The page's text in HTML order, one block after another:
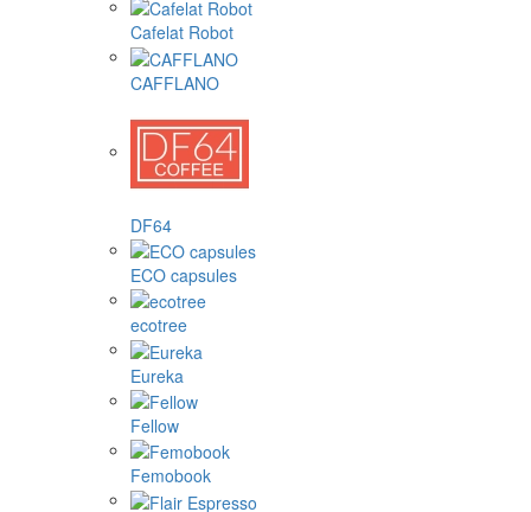
Cafelat Robot
CAFFLANO
DF64
ECO capsules
ecotree
Eureka
Fellow
Femobook